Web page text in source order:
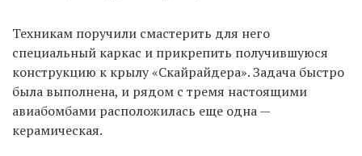
EN
UA
Техникам поручили смастерить для него
специальный каркас и прикрепить получившуюся
конструкцию к крылу «Скайрайдера». Задача быстро
была выполнена, и рядом с тремя настоящими
авиабомбами расположилась еще одна —
керамическая.